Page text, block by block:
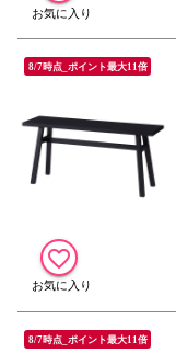
8/7時点_ポイント最大11倍
8/7時点_ポイント最大11倍